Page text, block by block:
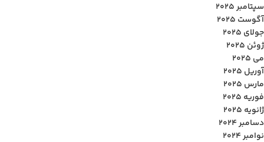
سپتامبر 2025
آگوست 2025
جولای 2025
ژوئن 2025
می 2025
آوریل 2025
مارس 2025
فوریه 2025
ژانویه 2025
دسامبر 2024
نوامبر 2024